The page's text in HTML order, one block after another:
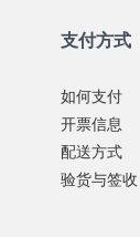
支付方式
如何支付
开票信息
配送方式
验货与签收